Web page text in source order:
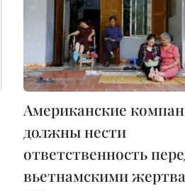
Американские
должны нести
ответственность
вьетнамскими